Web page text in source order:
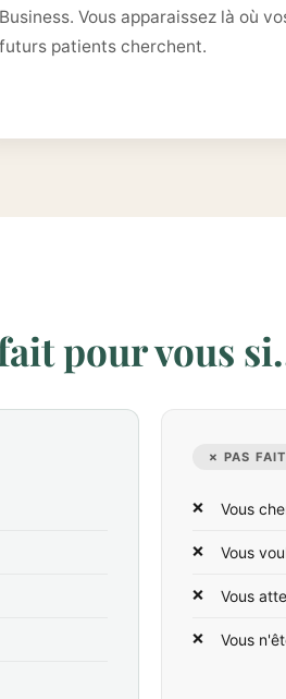
Business. Vous apparaissez là où
futurs patients cherchent.
pour vous
✗ PAS
Vous
Vous
Vous
Vous